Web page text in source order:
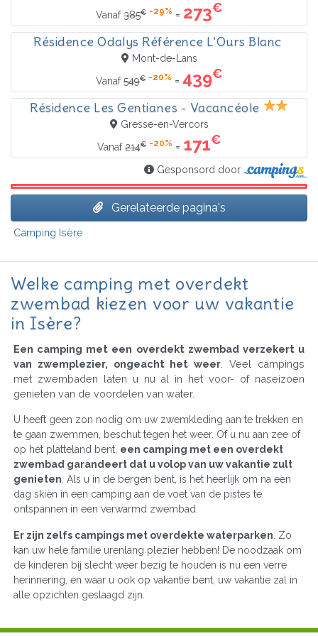
Vanaf385€ -29% = 273€
Résidence Odalys Référence L'Ours Blanc
Mont-de-Lans
Vanaf549€ -20% = 439€
Résidence Les Gentianes - Vacancéole
Gresse-en-Vercors
Vanaf214€ -20% = 171€
Gesponsord door
Gerelateerde pagina's
Camping Isère
Welke camping met overdekt
zwembad kiezen voor uw vakantie
in Isère?
Een camping met een overdekt zwembad verzekert u
van zwemplezier, ongeacht het weer . Veel campings
met zwembaden laten u nu al in het voor- of naseizoen
genieten van de voordelen van water.
U heeft geen zon nodig om uw zwemkleding aan te trekken en
te gaan zwemmen, beschut tegen het weer. Of u nu aan zee of
op het platteland bent, een camping met een overdekt
zwembad garandeert dat u volop van uw vakantie zult
genieten . Als u in de bergen bent, is het heerlijk om na een
dag skiën in een camping aan de voet van de pistes te
ontspannen in een verwarmd zwembad.
Er zijn zelfs campings met overdekte waterparken . Zo
kan uw hele familie urenlang plezier hebben! De noodzaak om
de kinderen bij slecht weer bezig te houden is nu een verre
herinnering, en waar u ook op vakantie bent, uw vakantie zal in
alle opzichten geslaagd zijn.